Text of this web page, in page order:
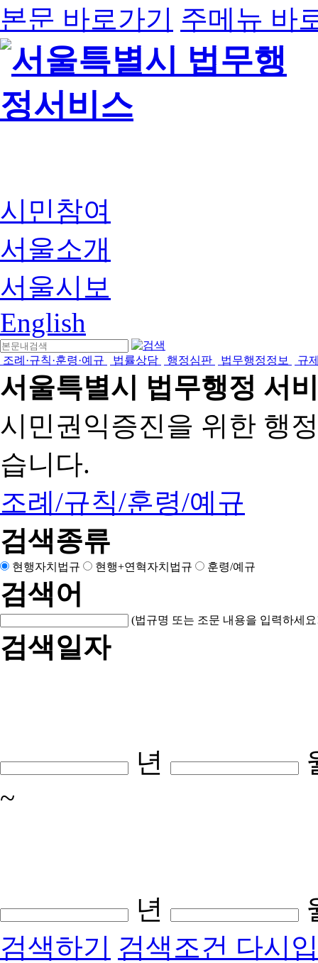
본문 바로가기 주메뉴 바
시민참여
서울소개
서울시보
English
조례·규칙·훈령·예규 법률상담 행정심판 법무행정정보 규
서울특별시 법무행정 서
시민권익증진을 위한 행
습니다.
조례/규칙/훈령/예규
검색종류
현행자치법규 현행+연혁자치법규 훈령/예규
검색어
(법규명 또는 조문 내용을 입력하세
검색일자
년
~
년
검색하기 검색조건 다시